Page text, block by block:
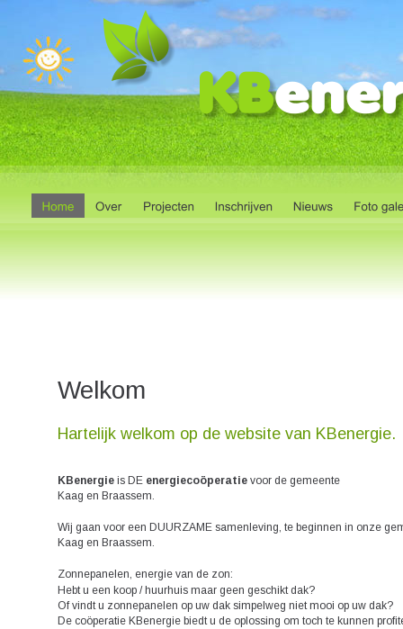
Welkom
Hartelijk welkom op de website van KBenergie.
KBenergie is DE energiecoöperatie voor de gemeente
Kaag en Braassem.
Wij gaan voor een DUURZAME samenleving, te beginnen in onze
Kaag en Braassem.
Zonnepanelen, energie van de zon:
Hebt u een koop / huurhuis maar geen geschikt dak?
Of vindt u zonnepanelen op uw dak simpelweg niet mooi op uw dak?
De coöperatie KBenergie biedt u de oplossing om toch te kunnen